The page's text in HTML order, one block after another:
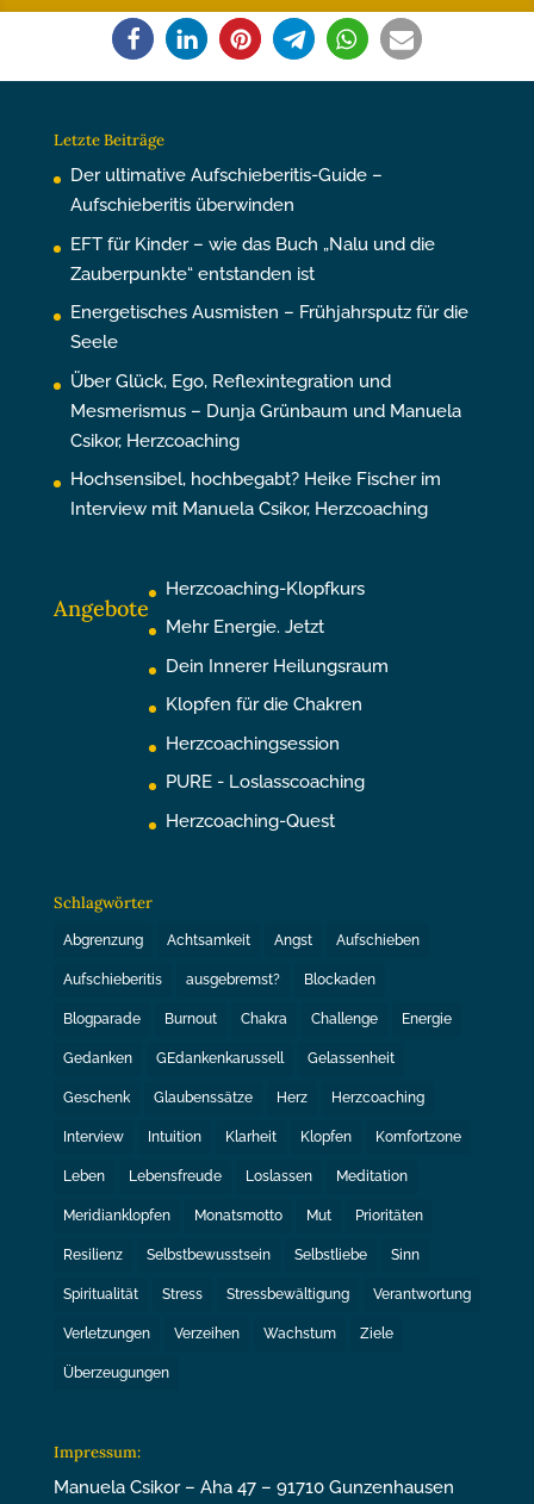
Letzte Beiträge
Der ultimative Aufschieberitis-Guide –
Aufschieberitis überwinden
EFT für Kinder – wie das Buch „Nalu und die
Zauberpunkte“ entstanden ist
Energetisches Ausmisten – Frühjahrsputz für die
Seele
Über Glück, Ego, Reflexintegration und
Mesmerismus – Dunja Grünbaum und Manuela
Csikor, Herzcoaching
Hochsensibel, hochbegabt? Heike Fischer im
Interview mit Manuela Csikor, Herzcoaching
Angebote
Herzcoaching-Klopfkurs
Mehr Energie. Jetzt
Dein Innerer Heilungsraum
Klopfen für die Chakren
Herzcoachingsession
PURE - Loslasscoaching
Herzcoaching-Quest
Schlagwörter
Abgrenzung Achtsamkeit Angst Aufschieben
Aufschieberitis ausgebremst? Blockaden
Blogparade Burnout Chakra Challenge Energie
Gedanken GEdankenkarussell Gelassenheit
Geschenk Glaubenssätze Herz Herzcoaching
Interview Intuition Klarheit Klopfen Komfortzone
Leben Lebensfreude Loslassen Meditation
Meridianklopfen Monatsmotto Mut Prioritäten
Resilienz Selbstbewusstsein Selbstliebe Sinn
Spiritualität Stress Stressbewältigung Verantwortung
Verletzungen Verzeihen Wachstum Ziele
Überzeugungen
Impressum:
Manuela Csikor – Aha 47 – 91710 Gunzenhausen